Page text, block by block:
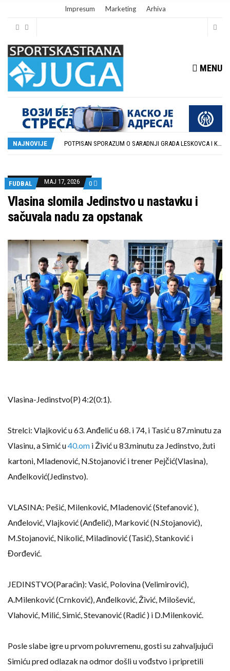
Impresum Marketing Arhiva
MENU
NAJNOVIJE
STOPROCENTNI ODZIV KLUBOVA ZONE JUG I SRPSKE LIGE ISTOK NA REDOVNIM KONFERENCIJAMA PRED NOVU SEZONU
FUDBAL MAJ 17, 2026 0
Vlasina slomila Jedinstvo u nastavku i
sačuvala nadu za opstanak
Vlasina-Jedinstvo(P) 4:2(0:1).
Strelci: Vlajković u 63. Anđelić u 68. i 74, i Tasić u 87.minutu za
Vlasinu, a Simić u40.om i Živić u 83.minutu za Jedinstvo, žuti
kartoni, Mladenović, N.Stojanović i trener Pejčić(Vlasina),
Anđelković(Jedinstvo).
VLASINA: Pešić, Milenković, Mladenović (Stefanović ),
Anđelović, Vlajković (Anđelić), Marković (N.Stojanović),
M.Stojanović, Nikolić, Miladinović (Tasić), Stanković i
Đorđević.
JEDINSTVO(Paraćin): Vasić, Polovina (Velimirović),
A.Milenković (Crnković), Anđelković, Živić, Milošević,
Vlahović, Milić, Simić, Stevanović (Radić ) i D.Milenković.
Posle slabe igre u prvom poluvremenu, gosti su zahvaljujući
Simiću pred odlazak na odmor došli u vođstvo i pripretili